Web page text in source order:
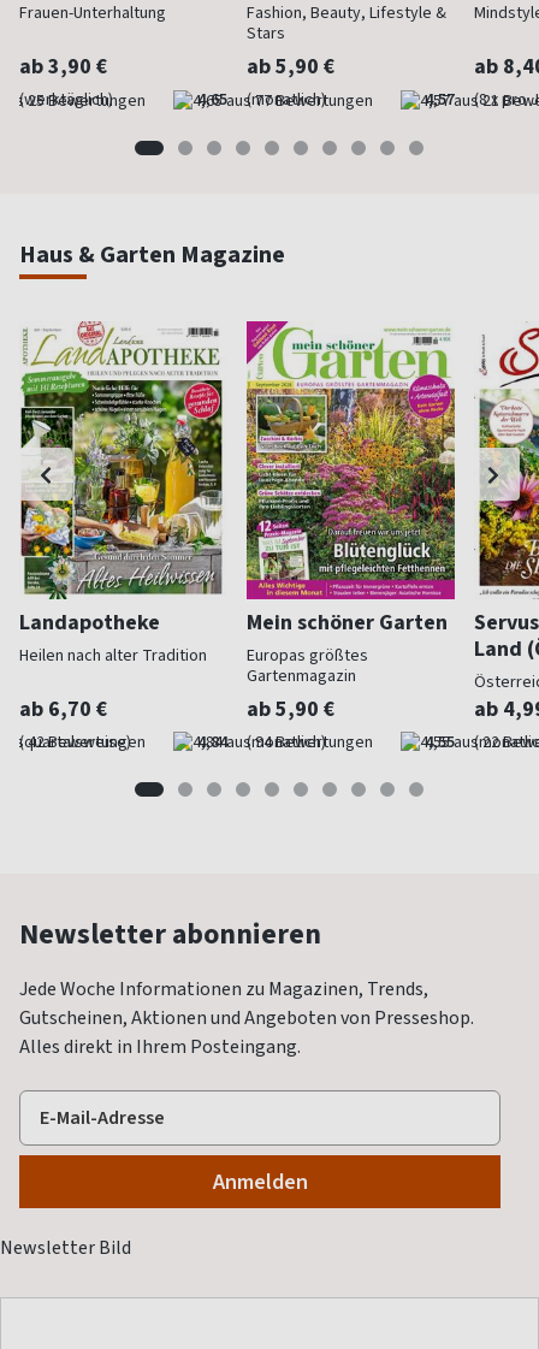
Frauen-Unterhaltung
ab 3,90 €
(werktäglich) 4,65
Fashion, Beauty, Lifestyle &
Stars
ab 5,90 €
(monatlich) 4,57
ab
(8 x pro
Haus & Garten Magazine
Landapotheke
Heilen nach alter Tradition
ab 6,70 €
(quartalsweise) 4,84
Mein schöner Garten
Europas größtes
Gartenmagazin
ab 5,90 €
(monatlich) 4,55
Land
ab
Newsletter abonnieren
Jede Woche Informationen zu Magazinen, Trends,
Gutscheinen, Aktionen und Angeboten von Presseshop.
Alles direkt in Ihrem Posteingang.